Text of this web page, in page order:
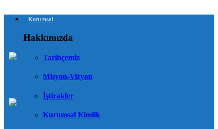
Kurumsal
Hakkımızda
Tarihçemiz
Misyon-Vizyon
İştirakler
Kurumsal Kimlik